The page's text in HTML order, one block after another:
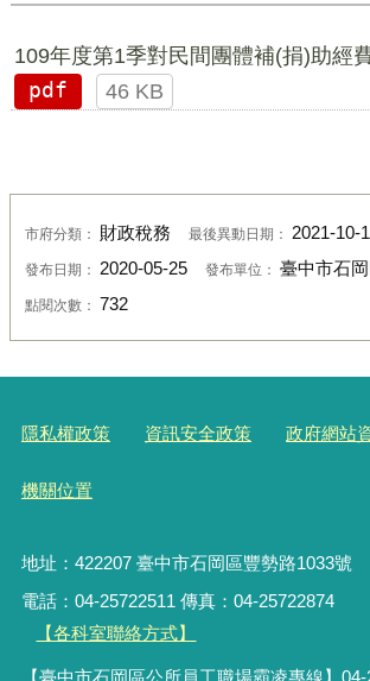
109年度第1季對民間團體補(捐)助經
pdf
46 KB
市府分類： 財政稅務 最後異動日期： 2021-10-
發布日期： 2020-05-25 發布單位： 臺中市石
點閱次數： 732
隱私權政策 資訊安全政策 政府網站
機關位置
地址：422207 臺中市石岡區豐勢路1033號
電話：04-25722511 傳真：04-25722874
【各科室聯絡方式】
【臺中市石岡區公所員工職場霸凌專線】